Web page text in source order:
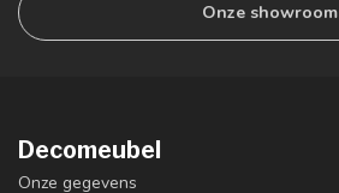
Onze showroom
Decomeubel
Onze gegevens